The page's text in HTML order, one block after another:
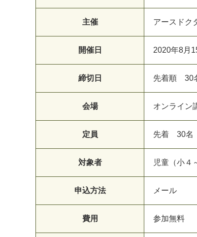
主催 アース ド ク
開催日 2020年8月 1
締切日 先着順 30
会場 オンライ ン
定員 先着 30名
対象者 児童 （小４
申込方法 メ ール
費用 参加無料